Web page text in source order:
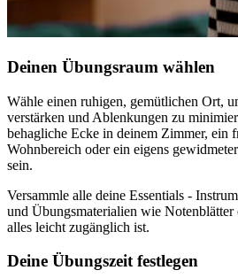
Deinen Übungsraum wählen
Wähle einen ruhigen, gemütlichen Ort,
verstärken und Ablenkungen zu
behagliche Ecke in deinem Zimmer, ein
Wohnbereich oder ein eigens
sein.
Versammle alle deine Essentials -
und Übungsmaterialien wie Notenblätter
alles leicht zugänglich ist.
Deine Übungszeit festlegen